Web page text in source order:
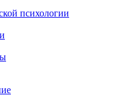
психологии